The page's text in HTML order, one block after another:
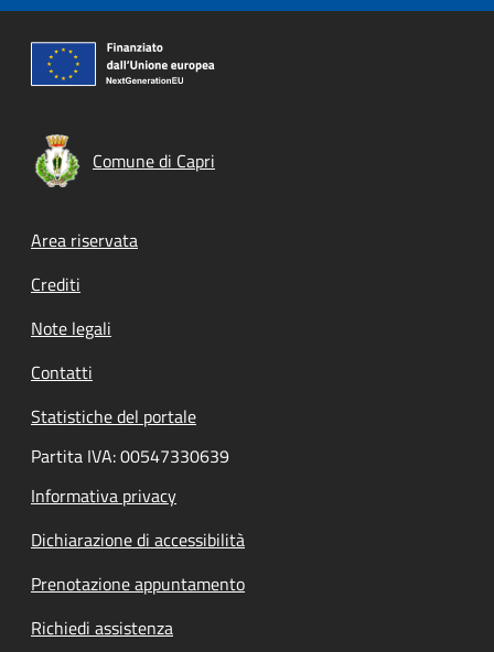
Comune di Capri
Footer menu
Area riservata
Crediti
Note legali
Contatti
Statistiche del portale
Partita IVA: 00547330639
Informativa privacy
Dichiarazione di accessibilità
Prenotazione appuntamento
Richiedi assistenza